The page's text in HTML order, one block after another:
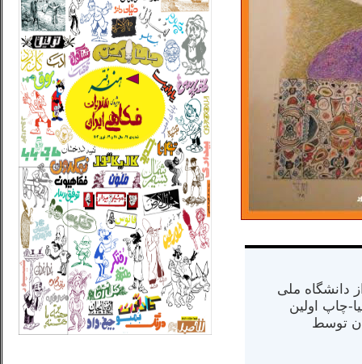
از دانشگاه ملی
در کالیفرنیا-چاپ اولین
در سال ۱۳۸۴ در ایران توسط